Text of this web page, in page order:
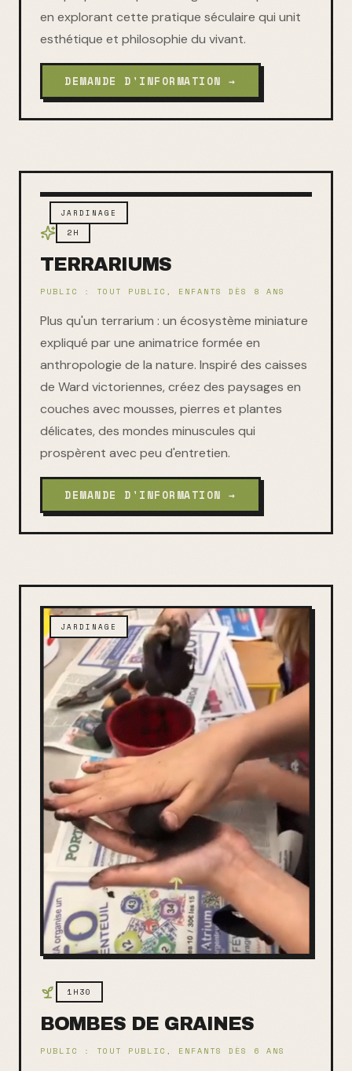
en explorant cette pratique séculaire qui unit
esthétique et philosophie du vivant.
DEMANDE D'INFORMATION →
JARDINAGE
2H
TERRARIUMS
PUBLIC : TOUT PUBLIC, ENFANTS DÈS 8 ANS
Plus qu'un terrarium : un écosystème miniature
expliqué par une animatrice formée en
anthropologie de la nature. Inspiré des caisses
de Ward victoriennes, créez des paysages en
couches avec mousses, pierres et plantes
délicates, des mondes minuscules qui
prospèrent avec peu d'entretien.
DEMANDE D'INFORMATION →
JARDINAGE
1H30
BOMBES DE GRAINES
PUBLIC : TOUT PUBLIC, ENFANTS DÈS 6 ANS